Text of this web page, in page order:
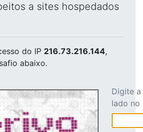
a sites hospedados
do IP 216.73.216.144,
abaixo.
Digite
lado no